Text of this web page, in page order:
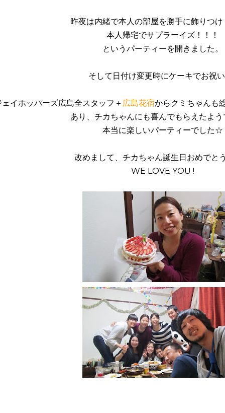
昨夜は内緒で本人の部屋を勝手に飾りつけ
本人帰宅でサプラーイズ！！！
というパーティーを開きました。
そして日付け変更時にケーキでお祝
ェイホッパーズ広島全スタッフ＋ 広島花宿からクミちゃんも
あり、チカちゃんにも喜んでもらえたよう
本当に楽しいパーティーでした☆
改めまして、チカちゃん誕生日おめでと
WE LOVE YOU !